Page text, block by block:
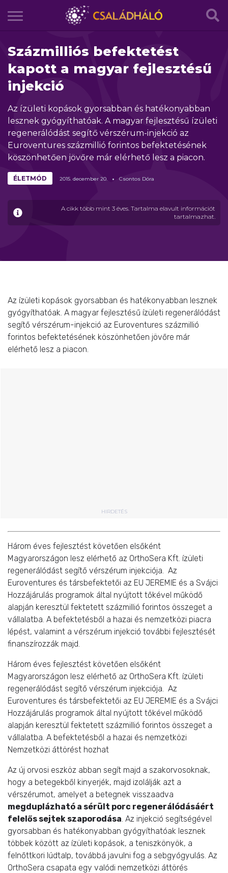
Százmilliós befektetést
kapott a magyar fejlesztésű
injekció
Az ízületi kopások gyorsabban és hatékonyabban
lesznek gyógyíthatóak. A magyar fejlesztésű ízületi
regenerálódást segítő vérszérum-injekció az
Euroventures százmillió forintos befektetésének
köszönhetően jövőre már elérhető lesz a piacon.
A cikk több mint 3 éves. Tartalma elavult információt
tartalmazhat.
ÉLETMÓD 2015. december 20. Csontos Dóra
Az ízületi kopások gyorsabban és hatékonyabban lesznek
gyógyíthatóak. A magyar fejlesztésű ízületi regenerálódást
segítő vérszérum-injekció az Euroventures százmillió
forintos befektetésének köszönhetően jövőre már
elérhető lesz a piacon.
HIRDETÉS
Három éves fejlesztést követően elsőként
Magyarországon lesz elérhető az OrthoSera Kft. ízületi
regenerálódást segítő vérszérum injekciója. Az
Euroventures és társbefektetői az EU JEREMIE és a Svájci
Hozzájárulás programok által nyújtott tőkével működő
alapján keresztül fektetett százmillió forintos összeget a
vállalatba. A befektetésből a hazai és nemzetközi piacra
lépést, valamint a vérszérum injekció további fejlesztését
finanszírozzák majd.
Három éves fejlesztést követően elsőként
Magyarországon lesz elérhető az OrthoSera Kft. ízületi
regenerálódást segítő vérszérum injekciója. Az
Euroventures és társbefektetői az EU JEREMIE és a Svájci
Hozzájárulás programok által nyújtott tőkével működő
alapján keresztül fektetett százmillió forintos összeget a
vállalatba. A befektetésből a hazai és nemzetközi
Nemzetközi áttörést hozhat
Az új orvosi eszköz abban segít majd a szakorvosoknak,
hogy a betegekből kinyerjék, majd izolálják azt a
vérszérumot, amelyet a betegnek visszaadva
megduplázható a sérült porc regenerálódásáért
felelős sejtek szaporodása. Az injekció segítségével
gyorsabban és hatékonyabban gyógyíthatóak lesznek
többek között az ízületi kopások, a teniszkönyök, a
felnőttkori lúdtalp, továbbá javulni fog a sebgyógyulás. Az
OrthoSera csapata egy valódi nemzetközi áttörés